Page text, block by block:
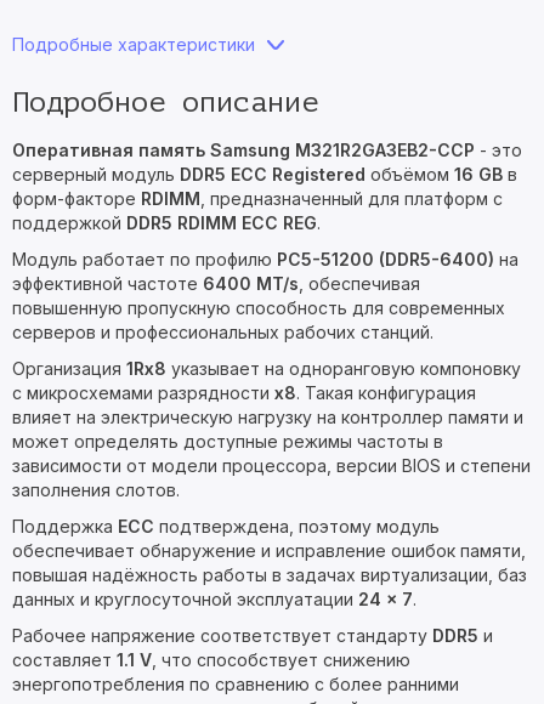
Подробные характеристики
Подробное описание
Оперативная память Samsung M321R2GA3EB2-CCP - это
серверный модуль DDR5 ECC Registered объёмом 16 GB в
форм-факторе RDIMM , предназначенный для платформ с
поддержкой DDR5 RDIMM ECC REG.
Модуль работает по профилю PC5-51200 (DDR5-6400) на
эффективной частоте 6400 MT/s , обеспечивая
повышенную пропускную способность для современных
серверов и профессиональных рабочих станций.
Организация 1Rx8 указывает на одноранговую компоновку
с микросхемами разрядности x8. Такая конфигурация
влияет на электрическую нагрузку на контроллер памяти и
может определять доступные режимы частоты в
зависимости от модели процессора, версии BIOS и степени
заполнения слотов.
Поддержка ECC подтверждена, поэтому модуль
обеспечивает обнаружение и исправление ошибок памяти,
повышая надёжность работы в задачах виртуализации, баз
данных и круглосуточной эксплуатации 24 × 7.
Рабочее напряжение соответствует стандарту DDR5 и
составляет 1.1 V , что способствует снижению
энергопотребления по сравнению с более ранними